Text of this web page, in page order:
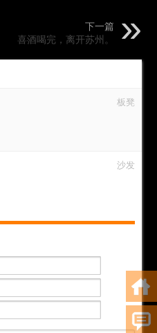
下一篇
喜酒喝完，离开苏州。
板凳
沙发